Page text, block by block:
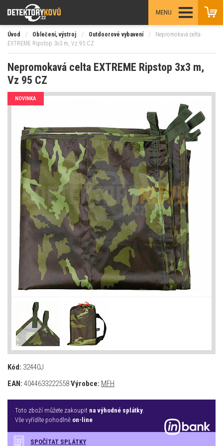
MENU
Úvod / Oblečení, výstroj / Outdoorové vybavení /
Nepromokavá celta
EXTREME Ripstop 3x3 m, Vz 95 CZ
Nepromokavá celta EXTREME Ripstop 3x3 m,
Vz 95 CZ
NOVINKA
Kód: 32440J
EAN: 4044633222558Výrobce: MFH
Toto zboží můžete zakoupit na výhodné splátky.
Vše vyřídíte pohodlně on-line
SPOČÍTAT SPLÁTKY